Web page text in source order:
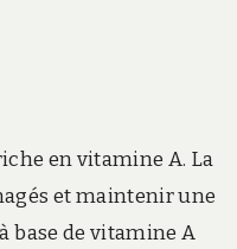
en vitamine A. La
et maintenir une
base de vitamine A